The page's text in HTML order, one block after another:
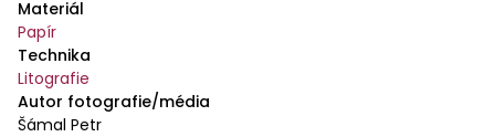
Materiál
Papír
Technika
Litografie
Autor fotografie/média
Šámal Petr